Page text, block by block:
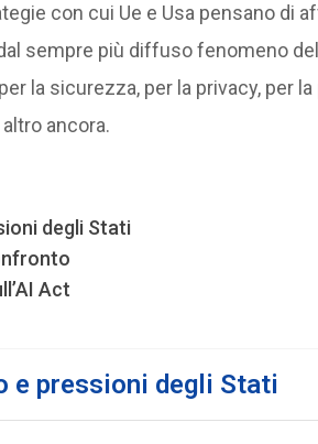
con cui Ue e Usa pensano di
sempre più diffuso fenomeno del
la sicurezza, per la privacy, per
ancora.
degli Stati
Act
e pressioni degli Stati